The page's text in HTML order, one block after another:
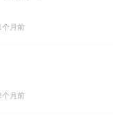
个月前
个月前